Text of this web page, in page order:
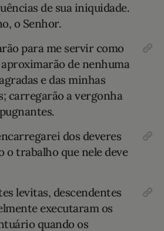
de sua iniquidade.
o ­Senhor.
para me servir como
de nenhuma
e das minhas
carregarão a vergonha
dos deveres
o trabalho que nele deve
levitas, descendentes
executaram os
quando os